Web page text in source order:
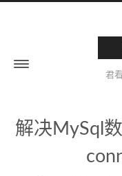
君
解决MySql